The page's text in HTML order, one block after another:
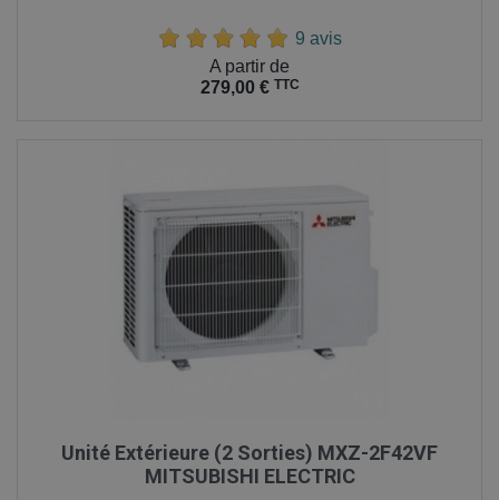
9 avis
A partir de
279,00 € TTC
Unité Extérieure (2 Sorties) MXZ-2F42VF
MITSUBISHI ELECTRIC